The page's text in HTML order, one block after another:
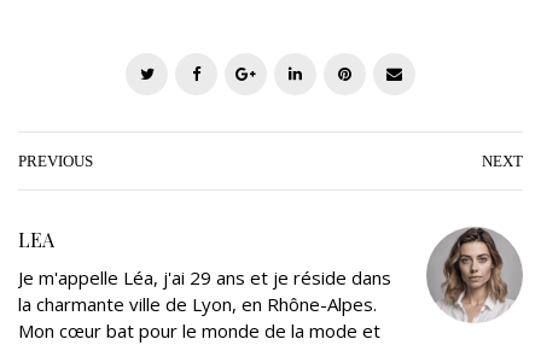
i
t
c
b
k
o
l
n
e
n
n
e
s
t
a
l
PREVIOUS NEXT
LEA
Je m'appelle Léa, j'ai 29 ans et je réside dans
la charmante ville de Lyon, en Rhône-Alpes.
Mon cœur bat pour le monde de la mode et